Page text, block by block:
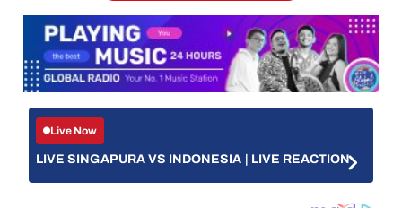
Live Now
LIVE SINGAPURA VS INDONESIA | LIVE REACTION